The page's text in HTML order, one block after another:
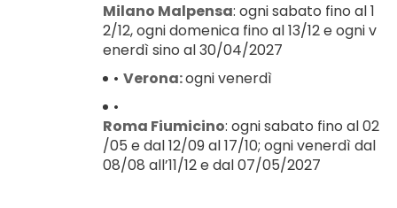
Milano Malpensa: ogni sabato fino al 1
2/12, ogni domenica fino al 13/12 e ogni v
enerdì sino al 30/04/2027
Verona: ogni venerdì
Roma Fiumicino: ogni sabato fino al 02
/05 e dal 12/09 al 17/10; ogni venerdì dal
08/08 all’11/12 e dal 07/05/2027